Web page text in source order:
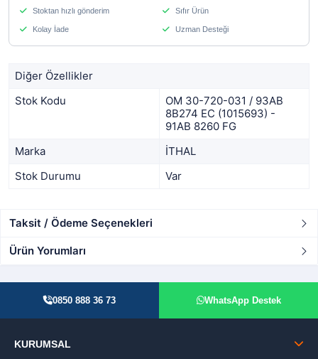
Stoktan hızlı gönderim Sıfır Ürün
Kolay İade Uzman Desteği
Diğer Özellikler
Stok Kodu
OM 30-720-031 / 93AB
8B274 EC (1015693) -
91AB 8260 FG
Marka
İTHAL
Stok Durumu
Var
Taksit / Ödeme Seçenekleri
Ürün Yorumları
0850 888 36 73 WhatsApp Destek
KURUMSAL